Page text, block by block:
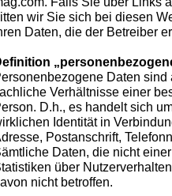
wir Sie sich bei diesen
Daten, die der Betreiber
Daten
Verhältnisse einer
D.h., es handelt sich
Identität in
Postanschrift,
Daten, die nicht
über
nicht betroffen.